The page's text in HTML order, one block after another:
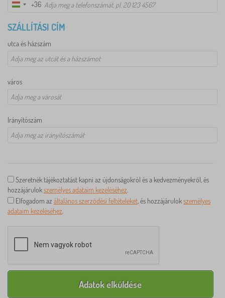
Magyarország
+36
SZÁLLÍTÁSI CÍM
utca és házszám
város
Irányítószám
Szeretnék tájékoztatást kapni az újdonságokról és a kedvezményekről, és
hozzájárulokszemélyes adataim kezeléséhez
Elfogadom az általános szerződési feltételeket, és hozzájárulokszemélyes
adataim kezeléséhez